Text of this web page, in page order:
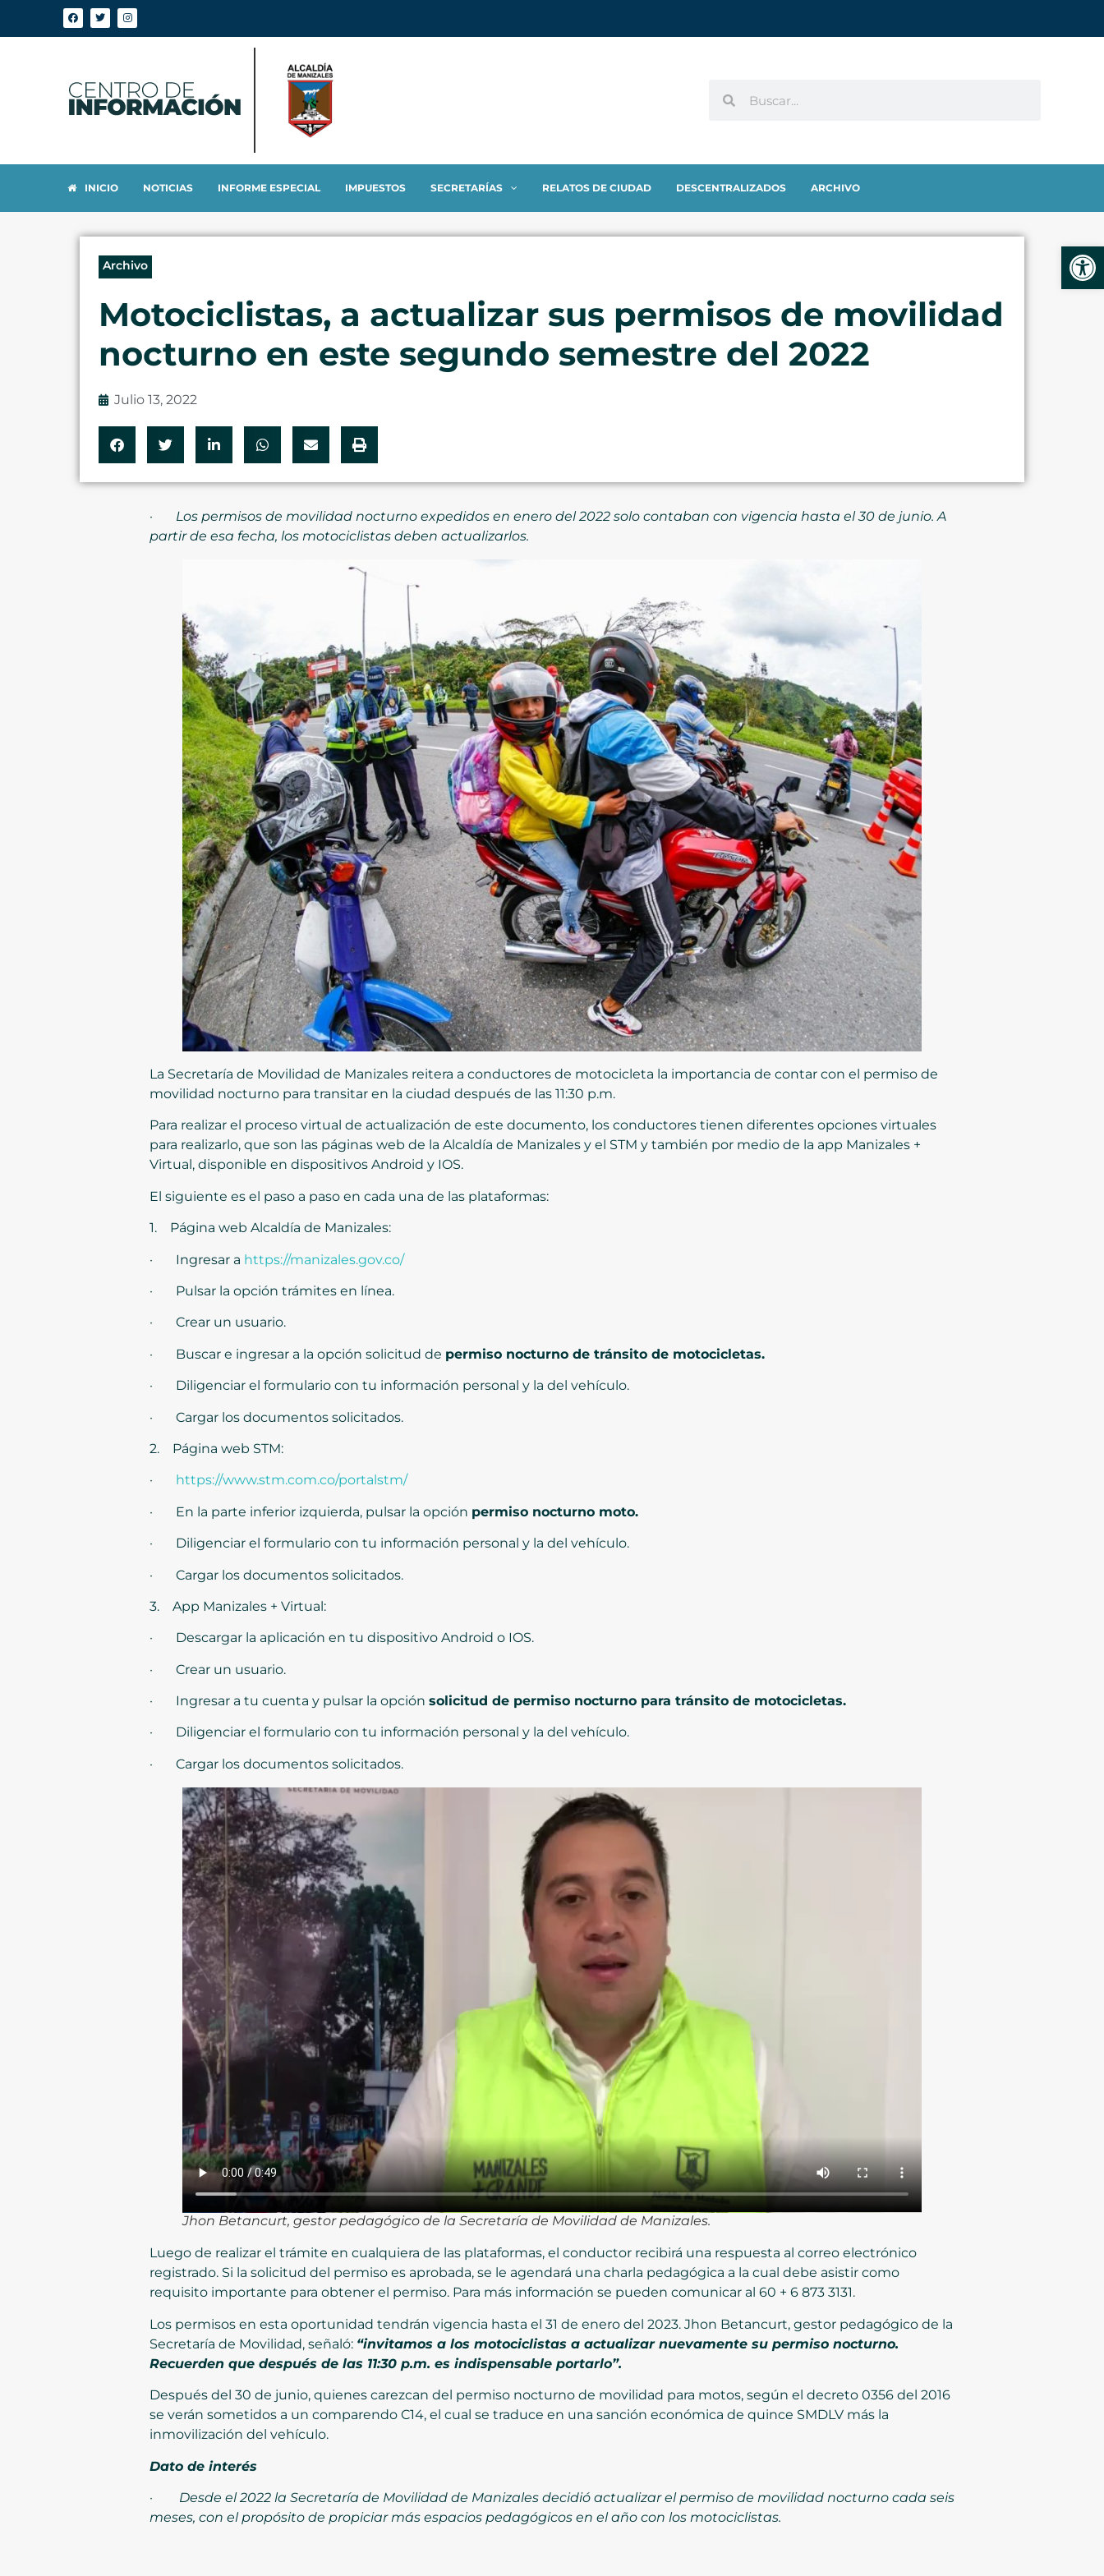
INICIO NOTICIAS INFORME ESPECIAL IMPUESTOS SECRETARÍAS RELATOS DE CIUDAD DESCENTRALIZADOS ARCHIVO
Archivo
Motociclistas, a actualizar sus permisos de movilidad
nocturno en este segundo semestre del 2022
Julio 13, 2022
· Los permisos de movilidad nocturno expedidos en enero del 2022 solo contaban con vigencia hasta el 30 de junio. A
partir de esa fecha, los motociclistas deben actualizarlos.
La Secretaría de Movilidad de Manizales reitera a conductores de motocicleta la importancia de contar con el permiso de
movilidad nocturno para transitar en la ciudad después de las 11:30 p.m.
Para realizar el proceso virtual de actualización de este documento, los conductores tienen diferentes opciones virtuales
para realizarlo, que son las páginas web de la Alcaldía de Manizales y el STM y también por medio de la app Manizales +
Virtual, disponible en dispositivos Android y IOS.
El siguiente es el paso a paso en cada una de las plataformas:
1. Página web Alcaldía de Manizales:
· Ingresar a https://manizales.gov.co/
· Pulsar la opción trámites en línea.
· Crear un usuario.
· Buscar e ingresar a la opción solicitud de permiso nocturno de tránsito de motocicletas.
· Diligenciar el formulario con tu información personal y la del vehículo.
· Cargar los documentos solicitados.
2. Página web STM:
· https://www.stm.com.co/portalstm/
· En la parte inferior izquierda, pulsar la opción permiso nocturno moto.
· Diligenciar el formulario con tu información personal y la del vehículo.
· Cargar los documentos solicitados.
3. App Manizales + Virtual:
· Descargar la aplicación en tu dispositivo Android o IOS.
· Crear un usuario.
· Ingresar a tu cuenta y pulsar la opción solicitud de permiso nocturno para tránsito de motocicletas.
· Diligenciar el formulario con tu información personal y la del vehículo.
· Cargar los documentos solicitados.
Jhon Betancurt, gestor pedagógico de la Secretaría de Movilidad de Manizales.
Luego de realizar el trámite en cualquiera de las plataformas, el conductor recibirá una respuesta al correo electrónico
registrado. Si la solicitud del permiso es aprobada, se le agendará una charla pedagógica a la cual debe asistir como
requisito importante para obtener el permiso. Para más información se pueden comunicar al 60 + 6 873 3131.
Los permisos en esta oportunidad tendrán vigencia hasta el 31 de enero del 2023. Jhon Betancurt, gestor pedagógico de la
Secretaría de Movilidad, señaló: “invitamos a los motociclistas a actualizar nuevamente su permiso nocturno.
Recuerden que después de las 11:30 p.m. es indispensable portarlo”.
Después del 30 de junio, quienes carezcan del permiso nocturno de movilidad para motos, según el decreto 0356 del 2016
se verán sometidos a un comparendo C14, el cual se traduce en una sanción económica de quince SMDLV más la
inmovilización del vehículo.
Dato de interés
· Desde el 2022 la Secretaría de Movilidad de Manizales decidió actualizar el permiso de movilidad nocturno cada seis
meses, con el propósito de propiciar más espacios pedagógicos en el año con los motociclistas.